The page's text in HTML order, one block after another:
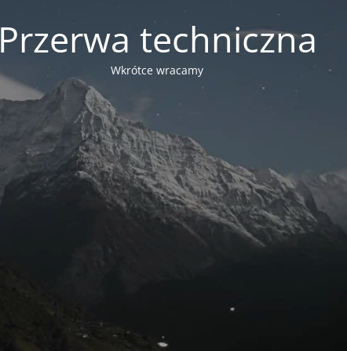
Przerwa techniczna
Wkrótce wracamy